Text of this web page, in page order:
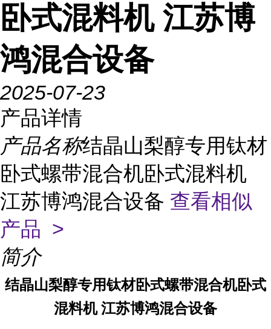
卧式混料机 江苏博
鸿混合设备
2025-07-23
产品详情
产品名称结晶山梨醇专用钛材
卧式螺带混合机卧式混料机
江苏博鸿混合设备 查看相似
产品 >
简介
结晶山梨醇专用钛材卧式螺带混合机卧式
混料机 江苏博鸿混合设备